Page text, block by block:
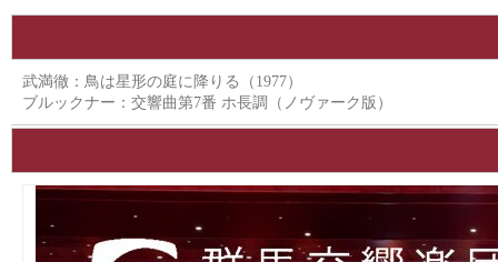
武満徹：鳥は星形の庭に降りる（1977）
ブルックナー：交響曲第7番 ホ長調（ノヴァーク版）